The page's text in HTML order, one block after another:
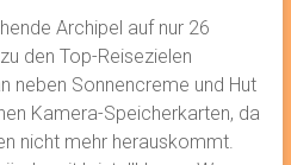
Archipel auf nur 26
den Top-Reisezielen
neben Sonnencreme und Hut
Kamera-Speicherkarten, da
nicht mehr herauskommt.